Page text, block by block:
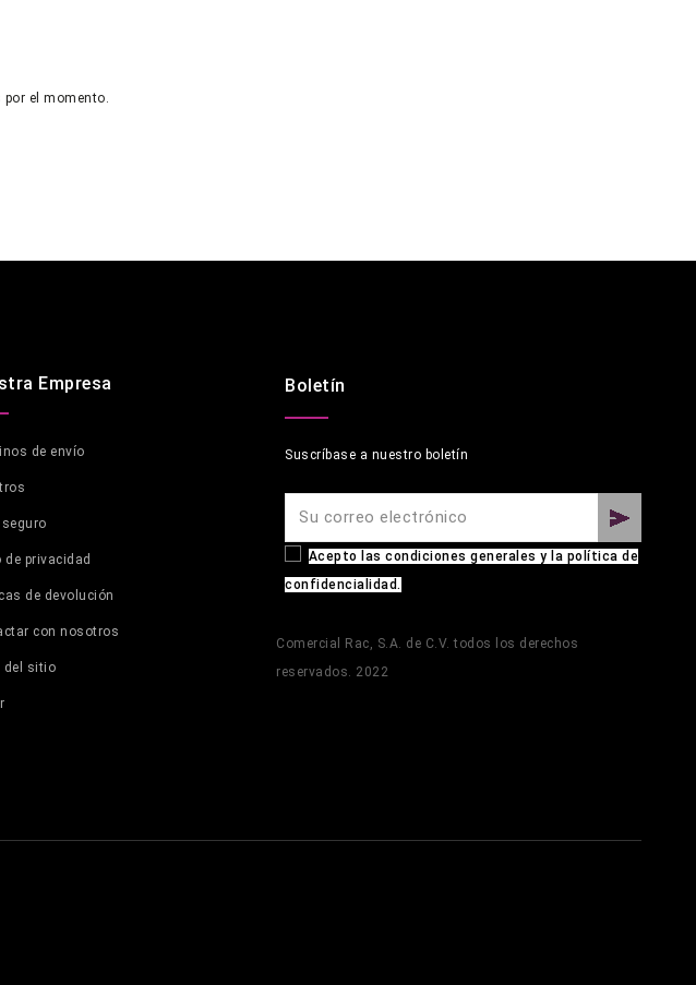
el momento.
Empresa
de envío
seguro
de privacidad
de devolución
con nosotros
del sitio
Boletín
Suscríbase a nuestro boletín
Acepto las condiciones generales y la política de
confidencialidad.
Comercial Rac, S.A. de C.V. todos los derechos
reservados. 2022